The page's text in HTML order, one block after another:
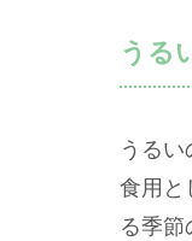
うる
うる
食用と
る季節